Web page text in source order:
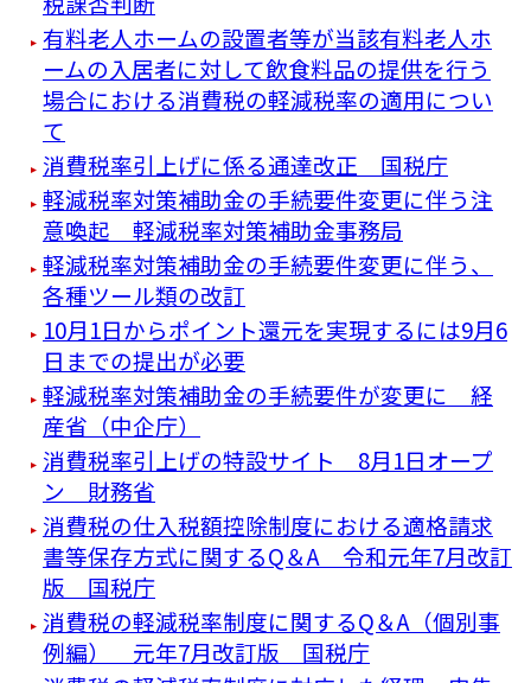
有料老人ホームの設置者等が当該有料老人ホ
ームの入居者に対して飲食料品の提供を行う
場合における消費税の軽減税率の適用につい
て
消費税率引上げに係る通達改正 国税庁
軽減税率対策補助金の手続要件変更に伴う注
意喚起 軽減税率対策補助金事務局
軽減税率対策補助金の手続要件変更に伴う、
各種ツール類の改訂
10月1日からポイント還元を実現するには9月6
日までの提出が必要
軽減税率対策補助金の手続要件が変更に 経
産省（中企庁）
消費税率引上げの特設サイト 8月1日オープ
ン 財務省
消費税の仕入税額控除制度における適格請求
書等保存方式に関するQ＆A 令和元年7月改訂
版 国税庁
消費税の軽減税率制度に関するQ＆A（個別事
例編） 元年7月改訂版 国税庁